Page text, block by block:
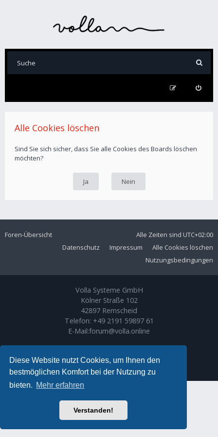
Diese Website nutzt Cookies, um Ihnen den
bestmöglichen Komfort bei der Nutzung zu
bieten. Mehr erfahren
Verstanden!
Alle Cookies löschen
Sind Sie sich sicher, dass Sie alle Cookies des Boards löschen
möchten?
Foren-Übersicht Alle Zeiten sind UTC+02:00
Alle Cookies löschen
Impressum
Datenschutz
Nutzungsbedingungen
Volla Systeme GmbH
Kölner Straße 102
42897 Remscheid
Telefon: +49 2191 59897 61
E-Mail:forum@volla.online
Ariki Theme byGramziu